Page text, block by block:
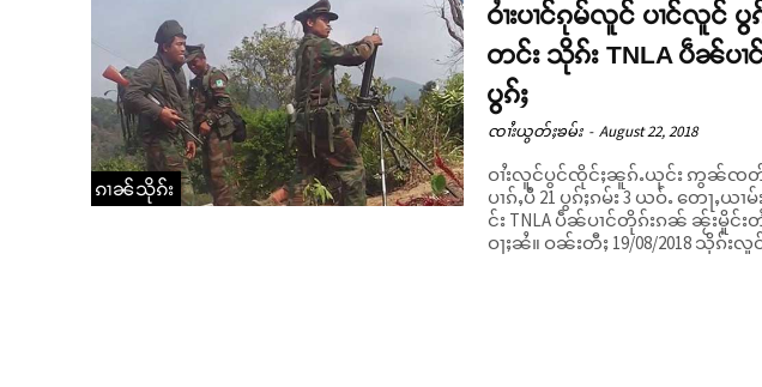
ၵၢၼ်သိုၵ်း
ဝၢႆးပၢင်ၵုမ်လူင် ပၢင်လူင် ပွ
တင်း သိုၵ်း TNLA ပဵၼ်ပ
ပွၵ်ႈ
ၸၢႆးယွတ်ႈၶမ်း - August 22, 2018
ဝၢႆးလူင်ပွင်ၸိုင်ႈၼူၵ်ႉယုင်း ဢွၼ်ၸ
ပၢၵ်ႇပီ 21 ပွၵ်ႈၵမ်း 3 ယဝ်ႉ တေႃႇ
င်း TNLA ပဵၼ်ပၢင်တိုၵ်းၵၼ် ၼႂ်းမိူင်း
ဝႃႈၼႆ။ ဝၼ်းတီႈ 19/08/2018